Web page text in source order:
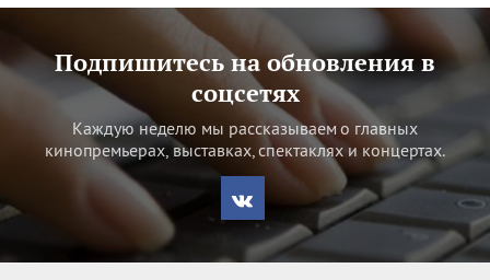
Подпишитесь на обновления в
соцсетях
Каждую неделю мы рассказываем о главных
кинопремьерах, выставках, спектаклях и концертах.